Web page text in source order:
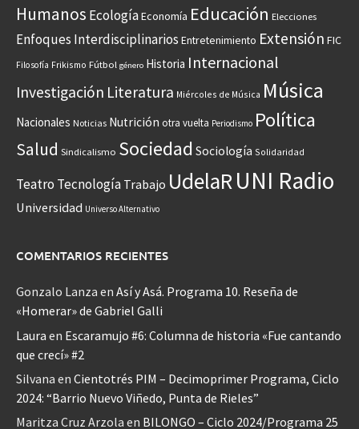
Humanos EcologíaEconomía Educación Elecciones
Enfoques Interdisciplinarios Entretenimiento Extensión FIC
Filosofía Frikismo Fútbol género Historia Internacional
Investigación Literatura Miércoles de Música Música
Nacionales Noticias Nutrición otra vuelta Periodismo Política
Salud Sindicalismo Sociedad Sociología Solidaridad
Teatro Tecnología Trabajo UdelaRUNI Radio
Universidad Universo Alternativo
COMENTARIOS RECIENTES
Gonzalo Lanza en Así y Asá. Programa 10. Reseña de
«Homerar» de Gabriel Galli
Laura en Escaramujo #6: Columna de historia «Fue cantando
que crecí» #2
Silvana en Cientotrés PIM – Decimoprimer Programa, Ciclo
2024: “Barrio Nuevo Viñedo, Punta de Rieles”
Maritza Cruz Arzola en BILONGO – Ciclo 2024/Programa 25